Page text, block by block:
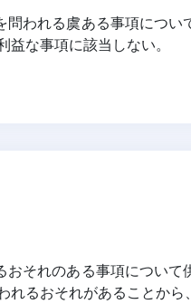
われる虞ある事項につ
な事項に該当しない。
それのある事項につい
るおそれがあることから